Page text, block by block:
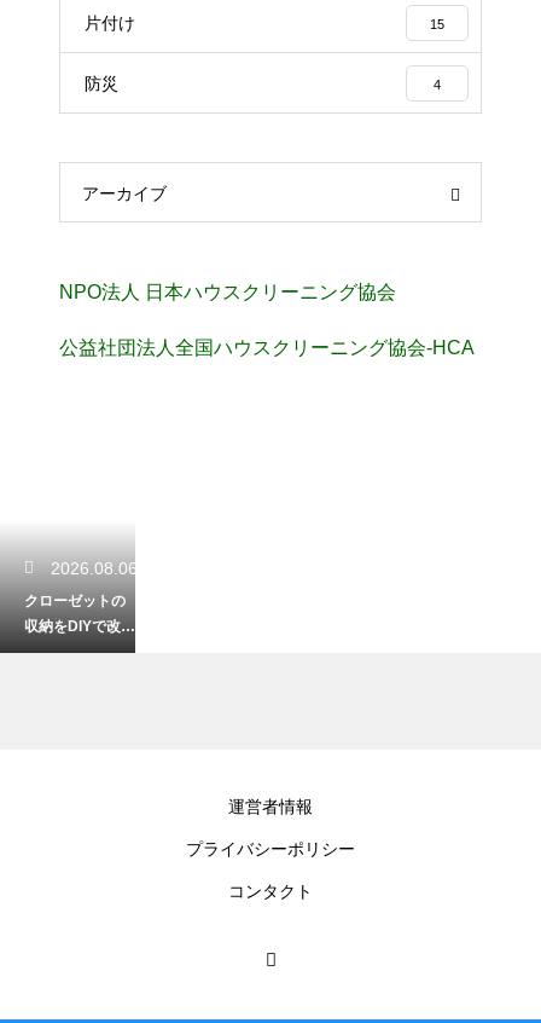
片付け 15
防災 4
アーカイブ
NPO法人 日本ハウスクリーニング協会
公益社団法人全国ハウスクリーニング協会-HCA
2026.08.06
クローゼットの
収納をDIYで改
造！初心者でも
運営者情報
プライバシーポリシー
コンタクト